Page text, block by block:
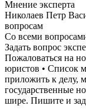
Мнение эксперта
Николаев Петр
вопросам
Со всеми
Задать вопрос
Пожаловаться на
юристов • Список
приложить к делу,
государственные
шире. Пишите и